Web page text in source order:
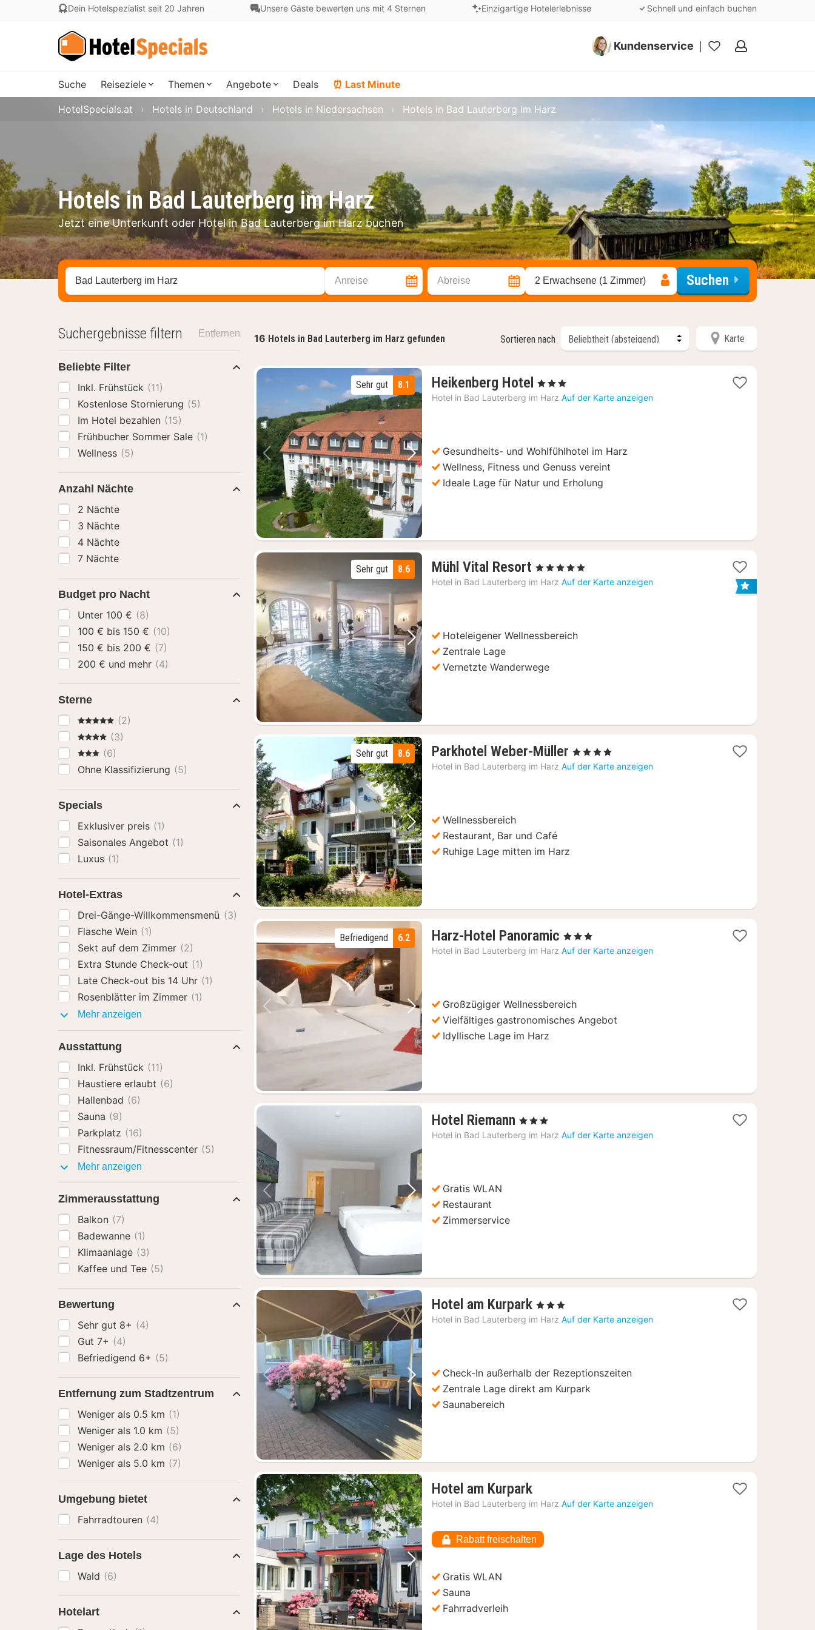
Dein Hotelspezialist seit 20 Jahren Unsere Gäste bewerten uns mit 4 Sternen Einzigartige Hotelerlebnisse Schnell und einfach buchen
Kundenservice
Meine
Suche Reiseziele Themen Angebote Deals ⏰ Last Minute
Hotels in Bad Lauterberg im Harz
Jetzt eine Unterkunft oder Hotel in Bad Lauterberg im Harz buchen
HotelSpecials.at Hotels in Deutschland Hotels in Niedersachsen Hotels in Bad Lauterberg im Harz
Stadt, Region oder Hotel suchen Anreise Abreise 2 Erwachsene (1 Zimmer) Suchen
16 Hotels in Bad Lauterberg im Harz gefunden Sortieren nach Karte
Vorheriges Bild Nächstes Bild
8.1
Sehr gut Heikenberg Hotel 1
Nacht
, 3 Sterne
Hotel in Bad Lauterberg im Harz Auf der Karte anzeigen
Gesundheits- und Wohlfühlhotel im Harz
Wellness, Fitness und Genuss vereint
Ideale Lage für Natur und Erholung
Vorheriges Bild Nächstes Bild
8.6
Sehr gut Mühl Vital Resort 1
Nacht
, 5 Sterne
Hotel in Bad Lauterberg im Harz Auf der Karte anzeigen
Hoteleigener Wellnessbereich
Zentrale Lage
Vernetzte Wanderwege
Vorheriges Bild Nächstes Bild
8.6
Sehr gut Parkhotel Weber-Müller 1
Nacht
, 4 Sterne
Hotel in Bad Lauterberg im Harz Auf der Karte anzeigen
Wellnessbereich
Restaurant, Bar und Café
Ruhige Lage mitten im Harz
Vorheriges Bild Nächstes Bild
6.2
Befriedigend Harz-Hotel Panoramic 2
Nächte
, 3 Sterne
Hotel in Bad Lauterberg im Harz Auf der Karte anzeigen
Großzügiger Wellnessbereich
Vielfältiges gastronomisches Angebot
Idyllische Lage im Harz
Vorheriges Bild Nächstes Bild
Hotel Riemann 1
Nacht
, 3 Sterne
Hotel in Bad Lauterberg im Harz Auf der Karte anzeigen
Gratis WLAN
Restaurant
Zimmerservice
Vorheriges Bild Nächstes Bild
Hotel am Kurpark 1
Nacht
, 3 Sterne
Hotel in Bad Lauterberg im Harz Auf der Karte anzeigen
Check-In außerhalb der Rezeptionszeiten
Zentrale Lage direkt am Kurpark
Saunabereich
Vorheriges Bild Nächstes Bild
Hotel am Kurpark1
Nacht
116,07
€
Hotel in Bad Lauterberg im Harz Auf der Karte anzeigen
Rabatt freischalten
Gratis WLAN
Sauna
Fahrradverleih
Suchergebnisse filtern Entfernen
Beliebte Filter
Inkl. Frühstück (11)
Kostenlose Stornierung (5)
Im Hotel bezahlen (15)
Frühbucher Sommer Sale (1)
Wellness (5)
Anzahl Nächte
2 Nächte
3 Nächte
4 Nächte
7 Nächte
Budget pro Nacht
Unter 100 € (8)
100 € bis 150 € (10)
150 € bis 200 € (7)
200 € und mehr (4)
Sterne
5 Sterne (2)
4 Sterne(3)
3 Sterne
(6)
Ohne Klassifizierung (5)
Specials
Exklusiver preis (1)
Saisonales Angebot (1)
Luxus (1)
Hotel-Extras
Drei-Gänge-Willkommensmenü (3)
Flasche Wein (1)
Sekt auf dem Zimmer (2)
Extra Stunde Check-out (1)
Late Check-out bis 14 Uhr (1)
Rosenblätter im Zimmer (1)
Mehr anzeigen
Ausstattung
Inkl. Frühstück (11)
Haustiere erlaubt (6)
Hallenbad (6)
Sauna (9)
Parkplatz (16)
Fitnessraum/Fitnesscenter (5)
Mehr anzeigen
Zimmerausstattung
Balkon (7)
Badewanne (1)
Klimaanlage (3)
Kaffee und Tee (5)
Bewertung
Sehr gut 8+ (4)
Gut 7+ (4)
Befriedigend 6+ (5)
Entfernung zum Stadtzentrum
Weniger als 0.5 km (1)
Weniger als 1.0 km (5)
Weniger als 2.0 km (6)
Weniger als 5.0 km (7)
Umgebung bietet
Fahrradtouren (4)
Lage des Hotels
Wald (6)
Hotelart